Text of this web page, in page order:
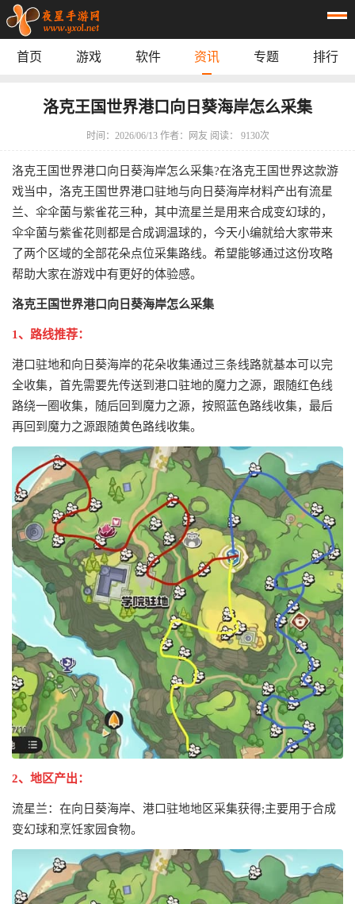
专题 榜单
首页 游戏 软件 资讯 专题 排行
洛克王国世界港口向日葵海岸怎么采集
时间：2026/06/13 作者：网友 阅读： 9130次
洛克王国世界港口向日葵海岸怎么采集?在洛克王国世界这款游
戏当中，洛克王国世界港口驻地与向日葵海岸材料产出有流星
兰、伞伞菌与紫雀花三种，其中流星兰是用来合成变幻球的，
伞伞菌与紫雀花则都是合成调温球的，今天小编就给大家带来
了两个区域的全部花朵点位采集路线。希望能够通过这份攻略
帮助大家在游戏中有更好的体验感。
洛克王国世界港口向日葵海岸怎么采集
1、路线推荐：
港口驻地和向日葵海岸的花朵收集通过三条线路就基本可以完
全收集，首先需要先传送到港口驻地的魔力之源，跟随红色线
路绕一圈收集，随后回到魔力之源，按照蓝色路线收集，最后
再回到魔力之源跟随黄色路线收集。
2、地区产出：
流星兰：在向日葵海岸、港口驻地地区采集获得;主要用于合成
变幻球和烹饪家园食物。